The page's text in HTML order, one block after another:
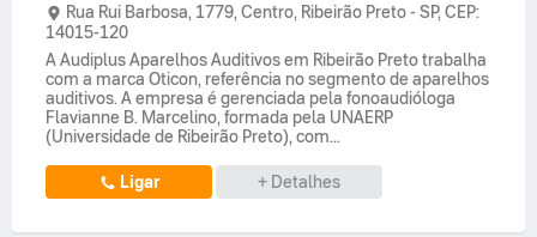
Rua Rui Barbosa, 1779, Centro, Ribeirão Preto- SP, CEP:
14015-120
A Audiplus Aparelhos Auditivos em Ribeirão Preto trabalha
com a marca Oticon, referência no segmento de aparelhos
auditivos. A empresa é gerenciada pela fonoaudióloga
Flavianne B. Marcelino, formada pela UNAERP
(Universidade de Ribeirão Preto), com...
Ligar + Detalhes